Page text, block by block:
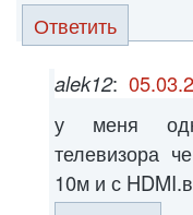
Ответить
alek12:
у меня
телевизора
10м и с